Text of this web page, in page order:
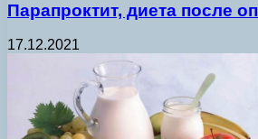
Парапроктит, диета после
17.12.2021